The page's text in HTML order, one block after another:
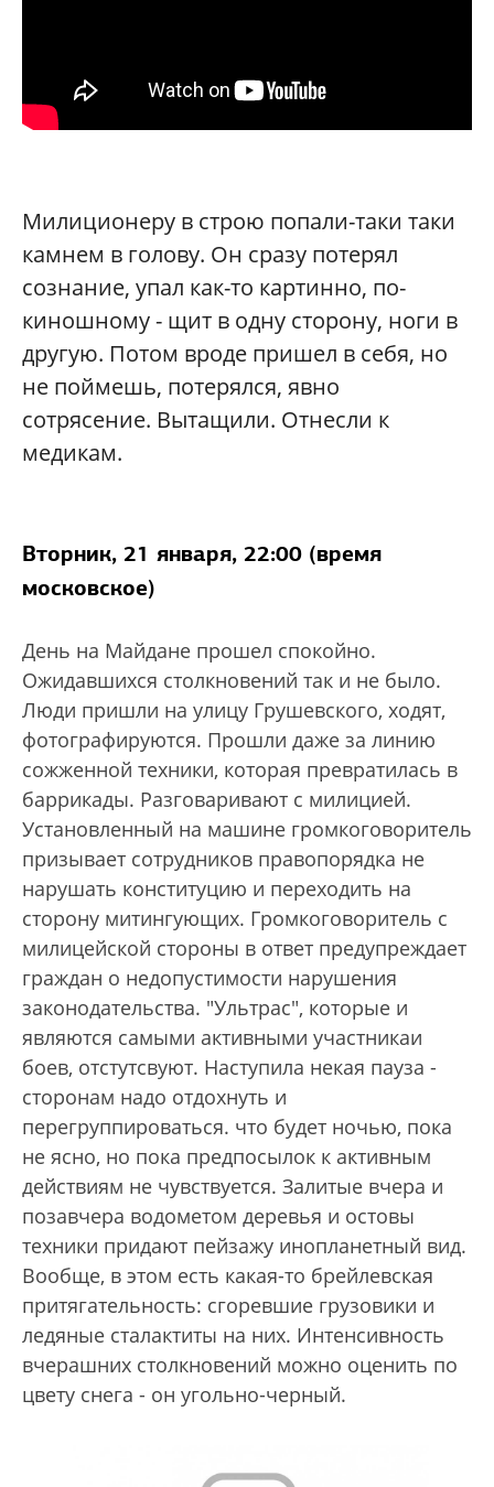
Милиционеру в строю попали-таки таки
камнем в голову. Он сразу потерял
сознание, упал как-то картинно, по-
киношному - щит в одну сторону, ноги в
другую. Потом вроде пришел в себя, но
не поймешь, потерялся, явно
сотрясение. Вытащили. Отнесли к
медикам.
Вторник, 21 января, 22:00 (время
московское)
День на Майдане прошел спокойно.
Ожидавшихся столкновений так и не было.
Люди пришли на улицу Грушевского, ходят,
фотографируются. Прошли даже за линию
сожженной техники, которая превратилась в
баррикады. Разговаривают с милицией.
Установленный на машине громкоговоритель
призывает сотрудников правопорядка не
нарушать конституцию и переходить на
сторону митингующих. Громкоговоритель с
милицейской стороны в ответ предупреждает
граждан о недопустимости нарушения
законодательства. "Ультрас", которые и
являются самыми активными участникаи
боев, отстутсвуют. Наступила некая пауза -
сторонам надо отдохнуть и
перегруппироваться. что будет ночью, пока
не ясно, но пока предпосылок к активным
действиям не чувствуется. Залитые вчера и
позавчера водометом деревья и остовы
техники придают пейзажу инопланетный вид.
Вообще, в этом есть какая-то брейлевская
притягательность: сгоревшие грузовики и
ледяные сталактиты на них. Интенсивность
вчерашних столкновений можно оценить по
цвету снега - он угольно-черный.